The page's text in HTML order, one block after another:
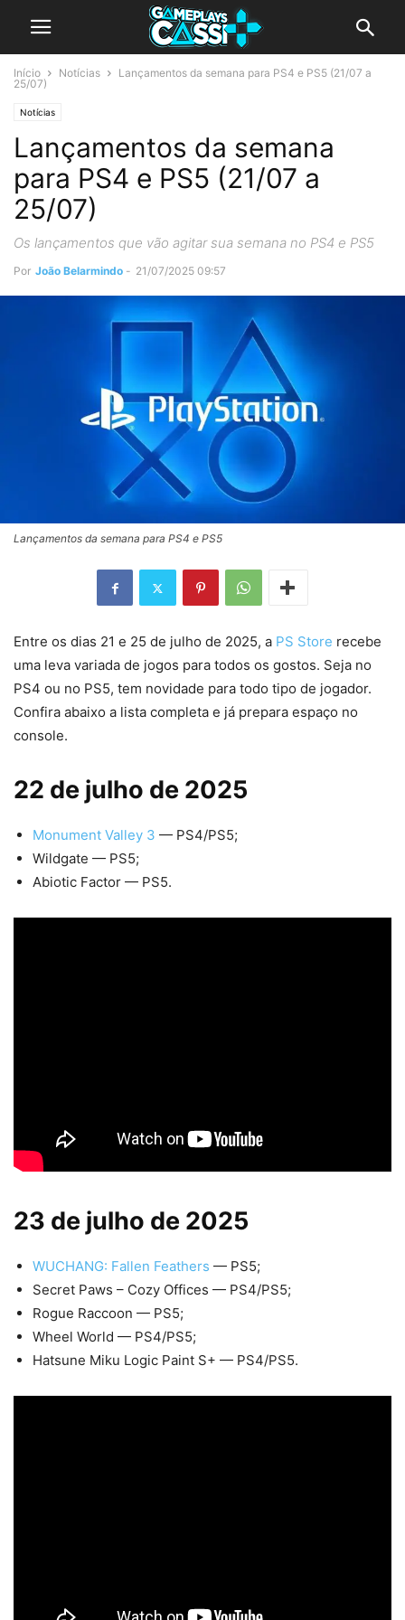
Início Notícias
Lançamentos da semana para PS4 e PS5 (21/07 a
25/07)
Notícias
Lançamentos da semana
para PS4 e PS5 (21/07 a
25/07)
Os lançamentos que vão agitar sua semana no PS4 e PS5
Por João Belarmindo - 21/07/2025 09:57
Lançamentos da semana para PS4 e PS5
Entre os dias 21 e 25 de julho de 2025, a PS Store recebe
uma leva variada de jogos para todos os gostos. Seja no
PS4 ou no PS5, tem novidade para todo tipo de jogador.
Confira abaixo a lista completa e já prepara espaço no
console.
22 de julho de 2025
Monument Valley 3 — PS4/PS5;
Wildgate — PS5;
Abiotic Factor — PS5.
23 de julho de 2025
WUCHANG: Fallen Feathers — PS5;
Secret Paws – Cozy Offices — PS4/PS5;
Rogue Raccoon — PS5;
Wheel World — PS4/PS5;
Hatsune Miku Logic Paint S+ — PS4/PS5.